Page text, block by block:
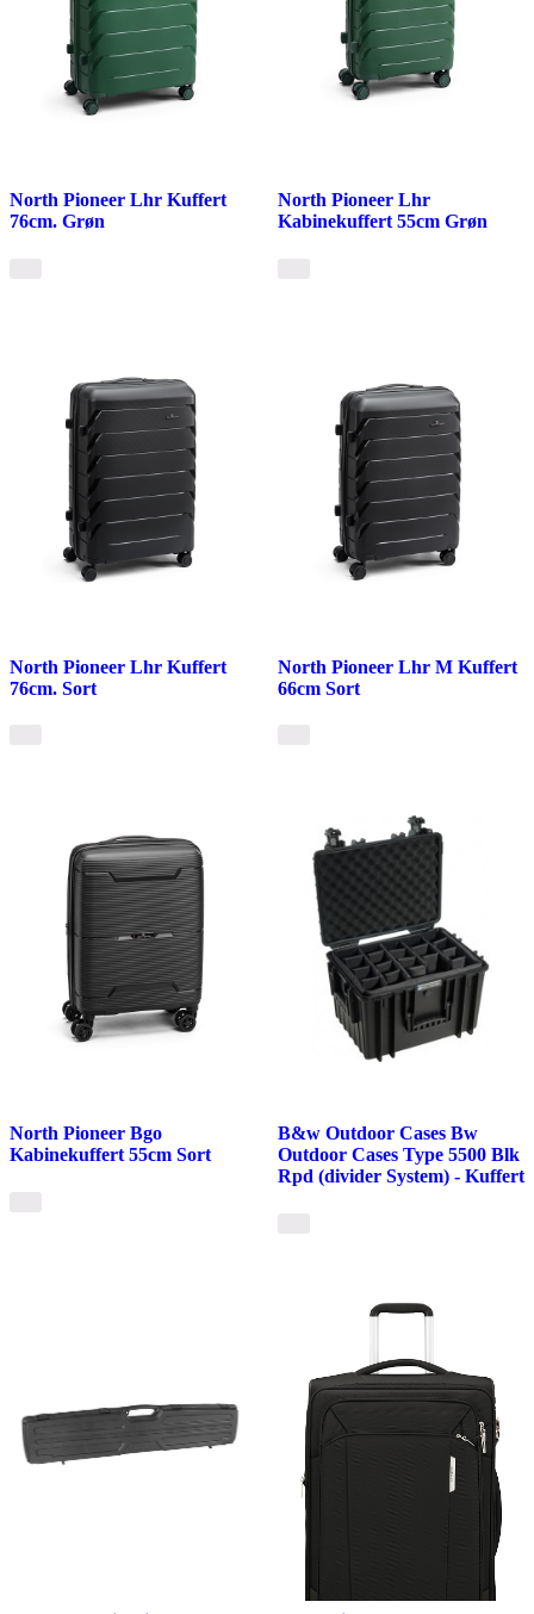
North Pioneer Lhr Kuffert
76cm. Grøn
North Pioneer Lhr
Kabinekuffert 55cm Grøn
North Pioneer Lhr Kuffert
76cm. Sort
North Pioneer Lhr M Kuffert
66cm Sort
North Pioneer Bgo
Kabinekuffert 55cm Sort
B&w Outdoor Cases Bw
Outdoor Cases Type 5500 Blk
Rpd (divider System) - Kuffert